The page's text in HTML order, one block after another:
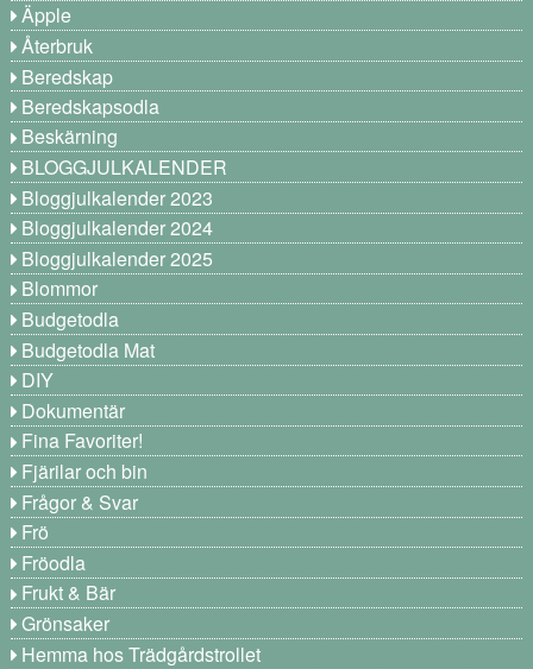
Äpple
Återbruk
Beredskap
Beredskapsodla
Beskärning
BLOGGJULKALENDER
Bloggjulkalender 2023
Bloggjulkalender 2024
Bloggjulkalender 2025
Blommor
Budgetodla
Budgetodla Mat
DIY
Dokumentär
Fina Favoriter!
Fjärilar och bin
Frågor & Svar
Frö
Fröodla
Frukt & Bär
Grönsaker
Hemma hos Trädgårdstrollet